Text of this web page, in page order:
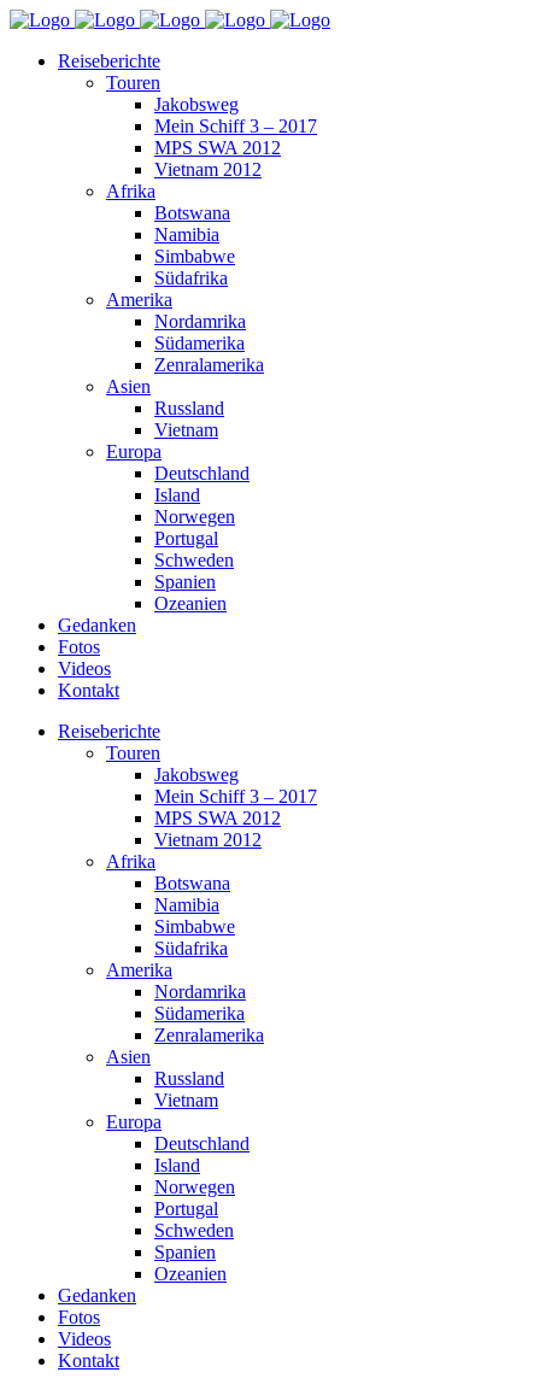
Reiseberichte
Touren
Jakobsweg
Mein Schiff 3 – 2017
MPS SWA 2012
Vietnam 2012
Afrika
Botswana
Namibia
Simbabwe
Südafrika
Amerika
Nordamrika
Südamerika
Zenralamerika
Asien
Russland
Vietnam
Europa
Deutschland
Island
Norwegen
Portugal
Schweden
Spanien
Ozeanien
Gedanken
Fotos
Videos
Kontakt
Reiseberichte
Touren
Jakobsweg
Mein Schiff 3 – 2017
MPS SWA 2012
Vietnam 2012
Afrika
Botswana
Namibia
Simbabwe
Südafrika
Amerika
Nordamrika
Südamerika
Zenralamerika
Asien
Russland
Vietnam
Europa
Deutschland
Island
Norwegen
Portugal
Schweden
Spanien
Ozeanien
Gedanken
Fotos
Videos
Kontakt